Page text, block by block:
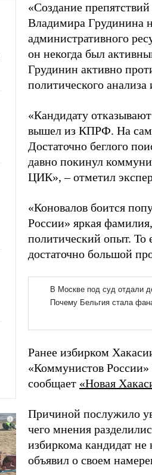
«Создание
Владимира Грудинина
административного
он некогда был
Грудинин активно
политического
«Кандидату
вышел из КПРФ. На
Достаточно беглого
давно покинул
ЦИК», – отметил
«Коновалов боится
России» яркая
политический опыт. То
достаточно большой
Ранее избирком
«Коммунистов
сообщает «Новая
Причиной послужило
чего мнения
избиркома кандидат
объявил о своем